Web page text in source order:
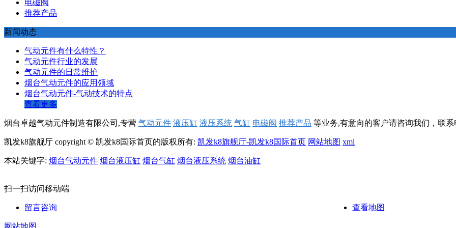
电磁阀
推荐产品
新闻动态
气动元件有什么特性？
气动元件行业的发展
气动元件的日常维护
烟台气动元件的应用领域
烟台气动元件-气动技术的特点
查看更多
烟台卓越气动元件制造有限公司,专营 气动元件 液压缸 液压系统 气缸 电磁阀 推荐产品 等业务,有意向的客户请咨询我们，联系
凯发k8旗舰厅 copyright © 凯发k8国际首页的版权所有: 凯发k8旗舰厅-凯发k8国际首页 网站地图 xml
本站关键字: 烟台气动元件 烟台液压缸 烟台气缸 烟台液压系统 烟台油缸
扫一扫访问移动端
留言咨询 查看地图
网站地图